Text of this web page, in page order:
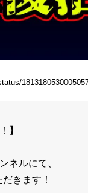
】
ネルにて、
きます！